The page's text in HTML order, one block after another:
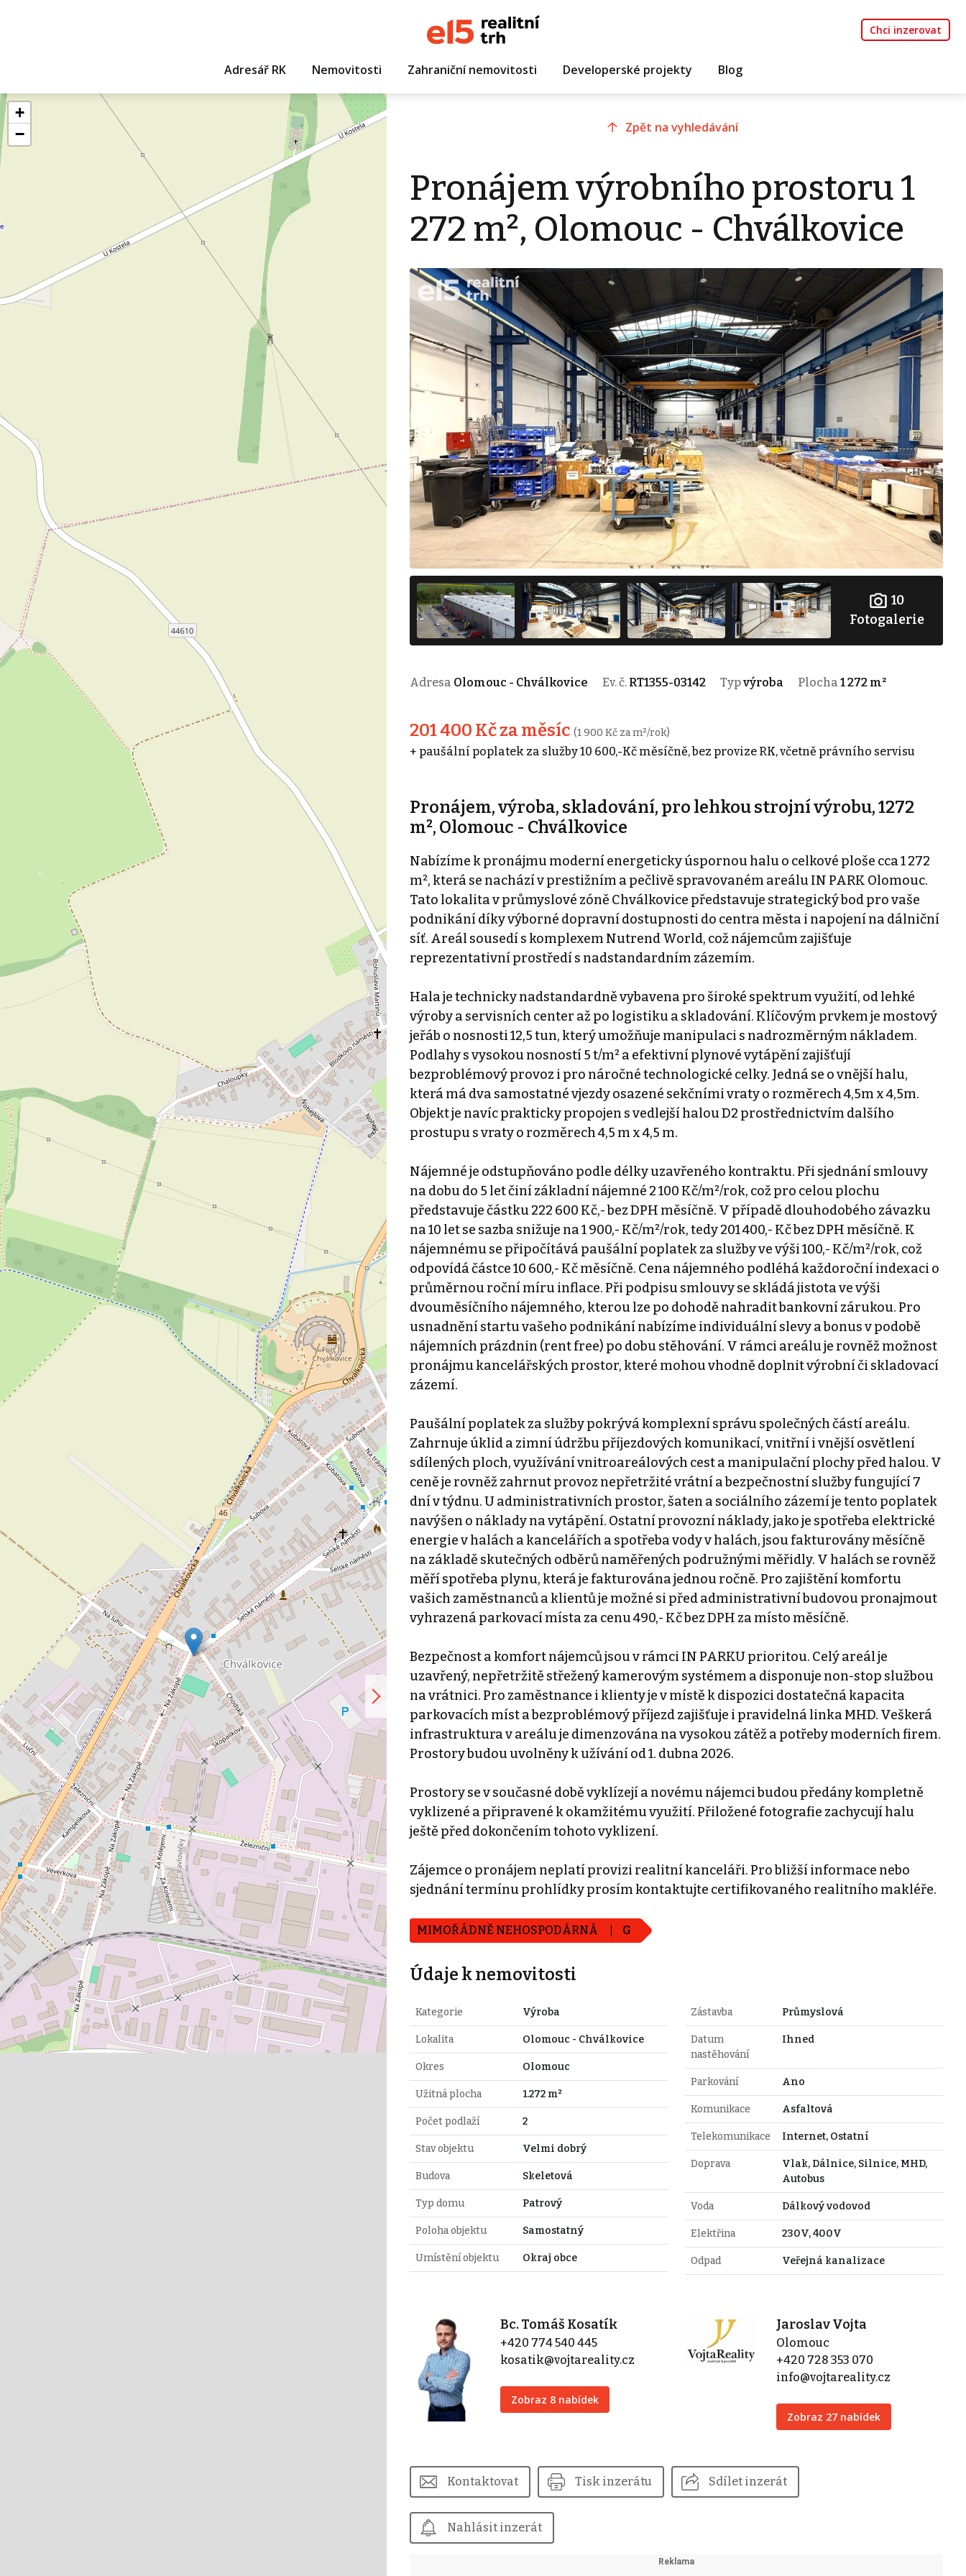
Chci inzerovat
Adresář RK Nemovitosti Zahraniční nemovitosti Developerské projekty Blog
+
−
Zpět na vyhledávání
Pronájem výrobního prostoru 1
272 m², Olomouc - Chválkovice
10
Fotogalerie
Adresa Olomouc - Chválkovice Ev. č. RT1355-03142 Typvýroba Plocha 1 272 m²
201 400 Kč za měsíc (1 900 Kč za m²/rok)
+ paušální poplatek za služby 10 600,-Kč měsíčně, bez provize RK, včetně právního servisu
Pronájem, výroba, skladování, pro lehkou strojní výrobu, 1272
m², Olomouc - Chválkovice
Nabízíme k pronájmu moderní energeticky úspornou halu o celkové ploše cca 1 272
m², která se nachází v prestižním a pečlivě spravovaném areálu IN PARK Olomouc.
Tato lokalita v průmyslové zóně Chválkovice představuje strategický bod pro vaše
podnikání díky výborné dopravní dostupnosti do centra města i napojení na dálniční
síť. Areál sousedí s komplexem Nutrend World, což nájemcům zajišťuje
reprezentativní prostředí s nadstandardním zázemím.
Hala je technicky nadstandardně vybavena pro široké spektrum využití, od lehké
výroby a servisních center až po logistiku a skladování. Klíčovým prvkem je mostový
jeřáb o nosnosti 12,5 tun, který umožňuje manipulaci s nadrozměrným nákladem.
Podlahy s vysokou nosností 5 t/m² a efektivní plynové vytápění zajišťují
bezproblémový provoz i pro náročné technologické celky. Jedná se o vnější halu,
která má dva samostatné vjezdy osazené sekčními vraty o rozměrech 4,5m x 4,5m.
Objekt je navíc prakticky propojen s vedlejší halou D2 prostřednictvím dalšího
prostupu s vraty o rozměrech 4,5 m x 4,5 m.
Nájemné je odstupňováno podle délky uzavřeného kontraktu. Při sjednání smlouvy
na dobu do 5 let činí základní nájemné 2 100 Kč/m²/rok, což pro celou plochu
představuje částku 222 600 Kč,- bez DPH měsíčně. V případě dlouhodobého závazku
na 10 let se sazba snižuje na 1 900,- Kč/m²/rok, tedy 201 400,- Kč bez DPH měsíčně. K
nájemnému se připočítává paušální poplatek za služby ve výši 100,- Kč/m²/rok, což
odpovídá částce 10 600,- Kč měsíčně. Cena nájemného podléhá každoroční indexaci o
průměrnou roční míru inflace. Při podpisu smlouvy se skládá jistota ve výši
dvouměsíčního nájemného, kterou lze po dohodě nahradit bankovní zárukou. Pro
usnadnění startu vašeho podnikání nabízíme individuální slevy a bonus v podobě
nájemních prázdnin (rent free) po dobu stěhování. V rámci areálu je rovněž možnost
pronájmu kancelářských prostor, které mohou vhodně doplnit výrobní či skladovací
zázemí.
Paušální poplatek za služby pokrývá komplexní správu společných částí areálu.
Zahrnuje úklid a zimní údržbu příjezdových komunikací, vnitřní i vnější osvětlení
sdílených ploch, využívání vnitroareálových cest a manipulační plochy před halou. V
ceně je rovněž zahrnut provoz nepřetržité vrátní a bezpečnostní služby fungující 7
dní v týdnu. U administrativních prostor, šaten a sociálního zázemí je tento poplatek
navýšen o náklady na vytápění. Ostatní provozní náklady, jako je spotřeba elektrické
energie v halách a kancelářích a spotřeba vody v halách, jsou fakturovány měsíčně
na základě skutečných odběrů naměřených podružnými měřidly. V halách se rovněž
měří spotřeba plynu, která je fakturována jednou ročně. Pro zajištění komfortu
vašich zaměstnanců a klientů je možné si před administrativní budovou pronajmout
vyhrazená parkovací místa za cenu 490,- Kč bez DPH za místo měsíčně.
Bezpečnost a komfort nájemců jsou v rámci IN PARKU prioritou. Celý areál je
uzavřený, nepřetržitě střežený kamerovým systémem a disponuje non-stop službou
na vrátnici. Pro zaměstnance i klienty je v místě k dispozici dostatečná kapacita
parkovacích míst a bezproblémový příjezd zajišťuje i pravidelná linka MHD. Veškerá
infrastruktura v areálu je dimenzována na vysokou zátěž a potřeby moderních firem.
Prostory budou uvolněny k užívání od 1. dubna 2026.
Prostory se v současné době vyklízejí a novému nájemci budou předány kompletně
vyklizené a připravené k okamžitému využití. Přiložené fotografie zachycují halu
ještě před dokončením tohoto vyklizení.
Zájemce o pronájem neplatí provizi realitní kanceláři. Pro bližší informace nebo
sjednání termínu prohlídky prosím kontaktujte certifikovaného realitního makléře.
MIMOŘÁDNĚ NEHOSPODÁRNÁ G
Údaje k nemovitosti
Kategorie Výroba
Lokalita Olomouc - Chválkovice
Okres Olomouc
Užitná plocha 1.272 m²
Počet podlaží 2
Stav objektu Velmi dobrý
Budova Skeletová
Typ domu Patrový
Poloha objektu Samostatný
Umístění objektu Okraj obce
Zástavba Průmyslová
Datum
nastěhování
Ihned
Parkování Ano
Komunikace Asfaltová
Telekomunikace Internet, Ostatní
Doprava
Vlak, Dálnice, Silnice, MHD,
Autobus
Voda Dálkový vodovod
Elektřina 230V, 400V
Odpad Veřejná kanalizace
Bc. Tomáš Kosatík
+420 774 540 445
kosatik@vojtareality.cz
Zobraz 8 nabídek
Jaroslav Vojta
Olomouc
+420 728 353 070
info@vojtareality.cz
Zobraz 27 nabídek
Kontaktovat Tisk inzerátu Sdílet inzerát
Nahlásit inzerát